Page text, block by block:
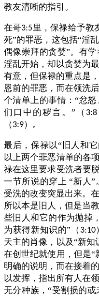
教友清晰的指引。
在哥3:5 里，保禄给予教
死”的罪恶，这包括“淫
偶像崇拜的贪婪”。有
淫乱开始，却以贪婪为
有意，但保禄的重点是
恩前的罪恶，而在领洗
个清单上的事情：“忿
们口中的秽言。”（ 3:8
（ 3:9）。
最后，保禄以“旧人和
以上两个罪恶清单的各
禄在这里要求受洗者要
一节所说的穿上 “新人
受洗的改变突显出来。
所以本是旧人，但是当
些旧人和它的作为抛掉
为获得新知识的”（ 3:10
天主的肖像，以及“新
在创世纪就使用，但是“
明确的说明，而在接着
以发挥，指出所有人在
无分种族，“受割损的或